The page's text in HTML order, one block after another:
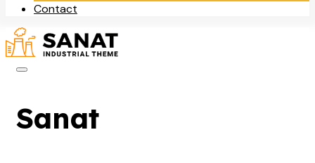
Contact
Sanat